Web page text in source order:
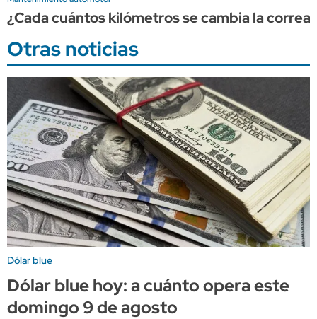
¿Cada cuántos kilómetros se cambia la
Otras noticias
Dólar blue
Dólar blue hoy: a cuánto opera este
domingo 9 de agosto